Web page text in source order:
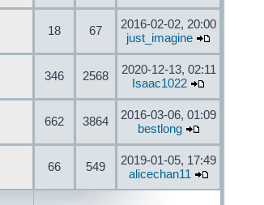
18 67
2016-02-02, 20:00
just_imagine
346 2568
2020-12-13, 02:11
Isaac1022
662 3864
2016-03-06, 01:09
bestlong
66 549
2019-01-05, 17:49
alicechan11